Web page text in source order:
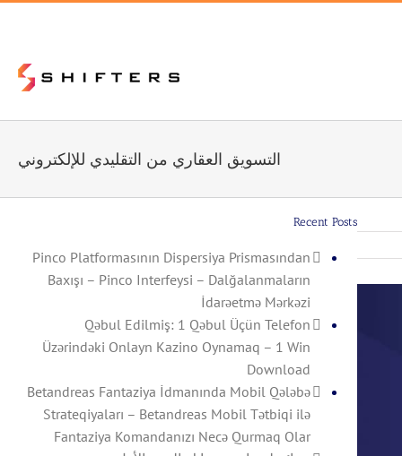
التسويق العقاري من التقليدي للإلكتروني
Recent Posts
Pinco Platformasının Dispersiya Prismasından
Baxışı – Pinco Interfeysi – Dalğalanmaların
İdarəetmə Mərkəzi
Qəbul Edilmiş: 1 Qəbul Üçün Telefon
Üzərindəki Onlayn Kazino Oynamaq – 1 Win
Download
Betandreas Fantaziya İdmanında Mobil Qələbə
Strateqiyaları – Betandreas Mobil Tətbiqi ilə
Fantaziya Komandanızı Necə Qurmaq Olar